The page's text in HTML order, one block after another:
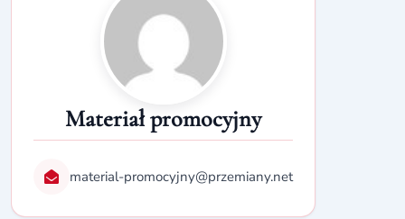
Materiał promocyjny
material-promocyjny@przemiany.net